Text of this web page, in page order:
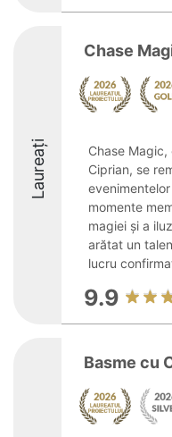
Laureați
Chase
Chase
Ciprian, se
momente
magiei și a
arătat un
lucru
9.9
Basme cu